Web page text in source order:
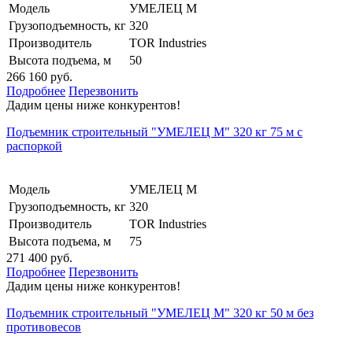
Модель
УМЕЛЕЦ М
Грузоподъемность, кг 320
Производитель
TOR Industries
Высота подъема, м
50
266 160 руб.
Подробнее Перезвонить
Дадим цены ниже конкурентов!
Подъемник строительный "УМЕЛЕЦ М" 320 кг 75 м с
распоркой
Модель
УМЕЛЕЦ М
Грузоподъемность, кг 320
Производитель
TOR Industries
Высота подъема, м
75
271 400 руб.
Подробнее Перезвонить
Дадим цены ниже конкурентов!
Подъемник строительный "УМЕЛЕЦ М" 320 кг 50 м без
противовесов